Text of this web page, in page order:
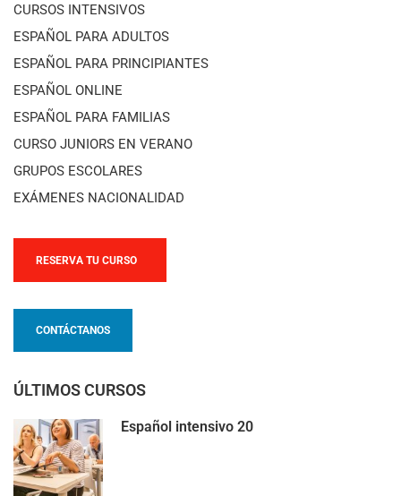
CURSOS INTENSIVOS
ESPAÑOL PARA ADULTOS
ESPAÑOL PARA PRINCIPIANTES
ESPAÑOL ONLINE
ESPAÑOL PARA FAMILIAS
CURSO JUNIORS EN VERANO
GRUPOS ESCOLARES
EXÁMENES NACIONALIDAD
RESERVA TU CURSO
CONTÁCTANOS
ÚLTIMOS CURSOS
Español intensivo 20